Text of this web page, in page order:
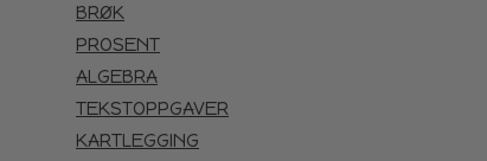
BRØK
PROSENT
ALGEBRA
TEKSTOPPGAVER
KARTLEGGING